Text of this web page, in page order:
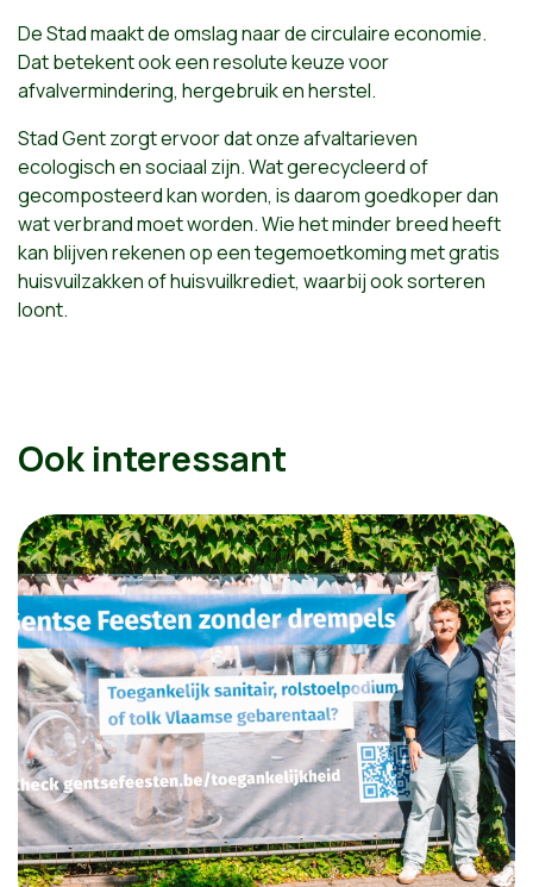
De Stad maakt de omslag naar de circulaire economie.
Dat betekent ook een resolute keuze voor
afvalvermindering, hergebruik en herstel.
Stad Gent zorgt ervoor dat onze afvaltarieven
ecologisch en sociaal zijn. Wat gerecycleerd of
gecomposteerd kan worden, is daarom goedkoper dan
wat verbrand moet worden. Wie het minder breed heeft
kan blijven rekenen op een tegemoetkoming met gratis
huisvuilzakken of huisvuilkrediet, waarbij ook sorteren
loont.
Ook interessant